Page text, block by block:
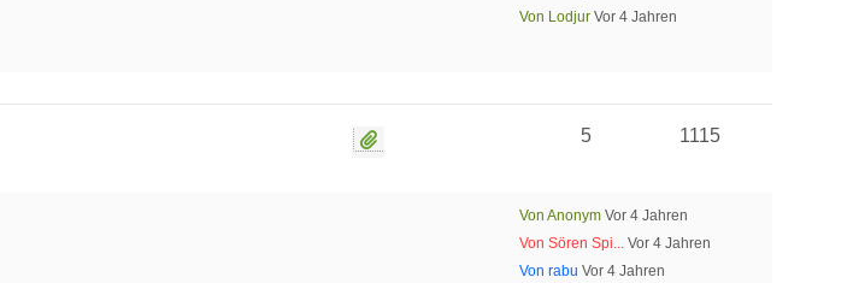
Von Lodjur Vor 4 Jahren
1115
5
Von Anonym Vor 4 Jahren
Von Sören Spi... Vor 4 Jahren
Von rabu Vor 4 Jahren